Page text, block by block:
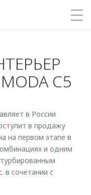
С5
в России
в продажу
на первом этапе в
и одним
в сочетании с